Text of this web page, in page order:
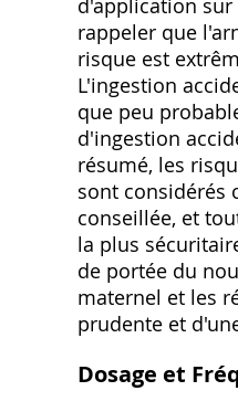
d'application
rappeler que
risque est
L'ingestion
que peu
d'ingestion
résumé, les
sont considérés
conseillée, et
la plus
de portée du
maternel et les
prudente et
Dosage et